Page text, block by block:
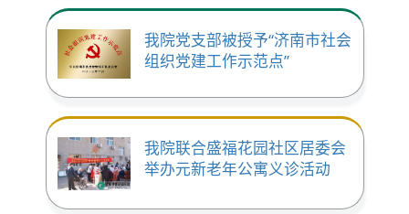
我院党支部被授予“济南市社会
组织党建工作示范点”
我院联合盛福花园社区居委会
举办元新老年公寓义诊活动